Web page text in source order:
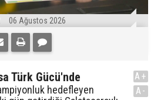
06 Ağustos 2026
Türk Gücü'nde
hedefleyen
A+
A-